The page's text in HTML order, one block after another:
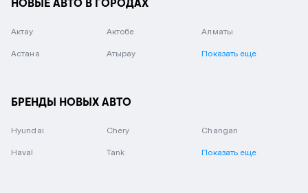
НОВЫЕ АВТО В ГОРОДАХ
Актау Актобе Алматы
Астана Атырау Показать еще
БРЕНДЫ НОВЫХ АВТО
Hyundai Chery Changan
Haval Tank Показать еще